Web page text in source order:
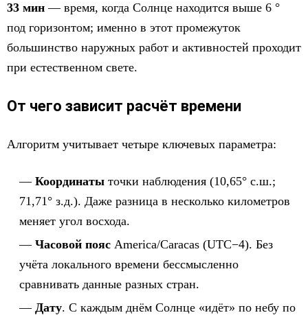
33 мин — время, когда Солнце находится выше 6 °
под горизонтом; именно в этот промежуток
большинство наружных работ и активностей проходит
при естественном свете.
От чего зависит расчёт времени
Алгоритм учитывает четыре ключевых параметра:
Координаты точки наблюдения (10,65° с.ш.;
71,71° з.д.). Даже разница в несколько километров
меняет угол восхода.
Часовой пояс America/Caracas (UTC−4). Без
учёта локального времени бессмысленно
сравнивать данные разных стран.
Дату. С каждым днём Солнце «идёт» по небу по